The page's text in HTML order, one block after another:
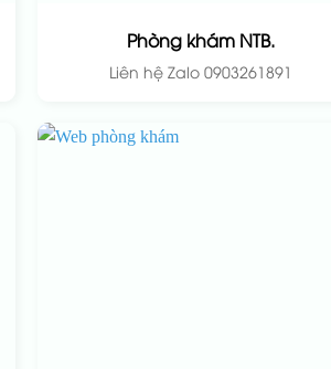
Phòng khám NTB.
Liên hệ Zalo 0903261891